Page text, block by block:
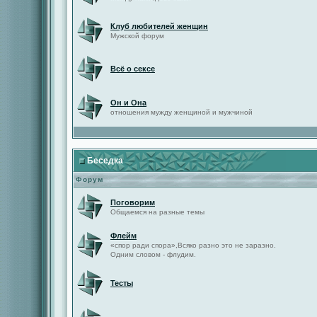
Клуб любителей женщин
Мужской форум
Всё о сексе
Он и Она
отношения мужду женщиной и мужчиной
Беседка
Форум
Поговорим
Общаемся на разные темы
Флейм
«спор ради спора»,Всяко разно это не заразно.
Одним словом - флудим.
Тесты